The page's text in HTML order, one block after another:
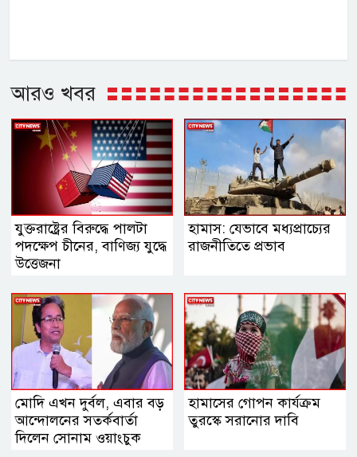
আরও খবর
যুক্তরাষ্ট্রের বিরুদ্ধে পালটা
পদক্ষেপ চীনের, বাণিজ্য যুদ্ধে
‍উত্তেজনা
হামাস: যেভাবে মধ্যপ্রাচ্যের
রাজনীতিতে প্রভাব
মোদি এখন দুর্বল, এবার বড়
আন্দোলনের সতর্কবার্তা
দিলেন সোনাম ওয়াংচুক
হামাসের গোপন কার্যক্রম
তুরস্কে সরানোর দাবি